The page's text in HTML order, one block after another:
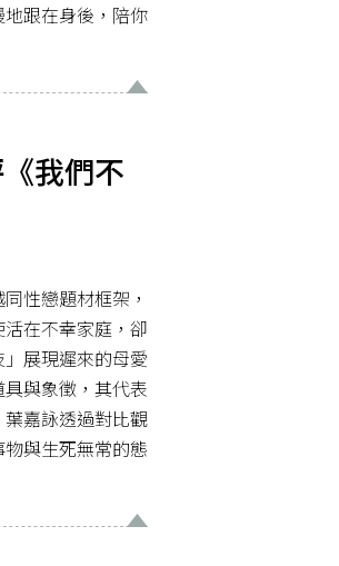
跟在身後，陪你
我們不
性戀題材框架，
在不幸家庭，卻
展現遲來的母愛
與象徵，其代表
嘉詠透過對比觀
與生死無常的態